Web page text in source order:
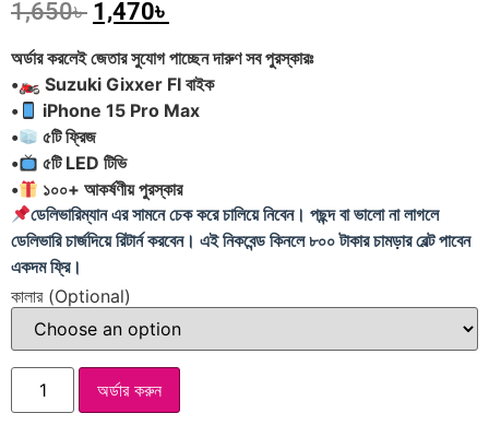
1,650৳ 1,470৳
অর্ডার করলেই জেতার সুযোগ পাচ্ছেন দারুণ সব পুরস্কারঃ
•🏍 Suzuki Gixxer FI বাইক
•
iPhone 15 Pro Max
•
৫টি ফ্রিজ
•
৫টি LED টিভি
•
১০০+ আকর্ষণীয় পুরস্কার
ডেলিভারিম্যান এর সামনে চেক করে চালিয়ে নিবেন। পছন্দ বা ভালো না লাগলে
ডেলিভারি চার্জদিয়ে রিটার্ন করবেন। এই নিকবেন্ড কিনলে ৮০০ টাকার চামড়ার বেল্ট পাবেন
একদম ফ্রি।
কালার (Optional)
অর্ডার করুন